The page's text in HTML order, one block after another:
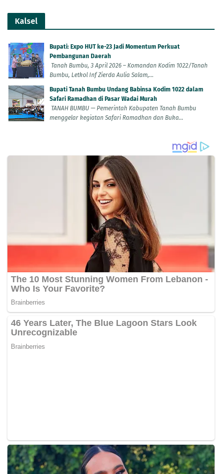
Kalsel
Bupati: Expo HUT ke-23 Jadi Momentum Perkuat
Pembangunan Daerah
Tanah Bumbu, 3 April 2026 – Komandan Kodim 1022/Tanah
Bumbu, Letkol Inf Zierda Aulia Salam,...
Bupati Tanah Bumbu Undang Babinsa Kodim 1022 dalam
Safari Ramadhan di Pasar Wadai Murah
TANAH BUMBU — Pemerintah Kabupaten Tanah Bumbu
menggelar kegiatan Safari Ramadhan dan Buka...